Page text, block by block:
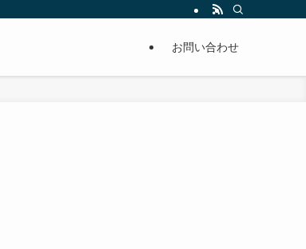
が出来るように分かりやすくまとめています。
お問い合わせ